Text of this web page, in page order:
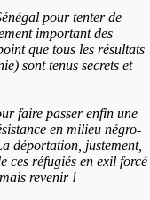
pour tenter de
important des
que tous les résultats
sont tenus secrets et
faire passer enfin une
en milieu négro-
déportation, justement,
ces réfugiés en exil forcé
revenir !